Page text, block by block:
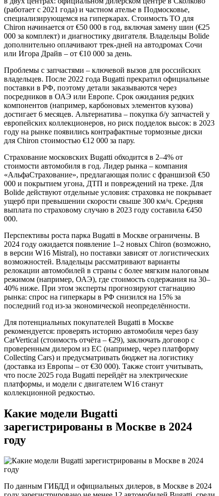
(работает с 2021 года) и частном ателье в Подмосковье,
специализирующемся на гиперкарах. Стоимость ТО для
Chiron начинается от €50 000 в год, включая замену шин (€25
000 за комплект) и диагностику двигателя. Владельцы Bolide
дополнительно оплачивают трек-дней на автодромах Сочи
или Игора Драйв – от €10 000 за день.
Проблемы с запчастями – ключевой вызов для российских
владельцев. После 2022 года Bugatti прекратил официальные
поставки в РФ, поэтому детали заказываются через
посредников в ОАЭ или Европе. Срок ожидания редких
компонентов (например, карбоновых элементов кузова)
достигает 6 месяцев. Альтернатива – покупка б/у запчастей у
европейских коллекционеров, но риск подделок высок: в 2023
году на рынке появились контрафактные тормозные диски
для Chiron стоимостью €12 000 за пару.
Страхование московских Bugatti обходится в 2–4% от
стоимости автомобиля в год. Лидер рынка – компания
«АльфаСтрахование», предлагающая полис с франшизой €50
000 и покрытием угона, ДТП и повреждений на треке. Для
Bolide действуют отдельные условия: страховка не покрывает
ущерб при превышении скорости свыше 300 км/ч. Средняя
выплата по страховому случаю в 2023 году составила €450
000.
Перспективы роста парка Bugatti в Москве ограничены. В
2024 году ожидается появление 1–2 новых Chiron (возможно,
в версии W16 Mistral), но поставки зависят от логистических
возможностей. Владельцы рассматривают варианты
релокации автомобилей в страны с более мягким налоговым
режимом (например, ОАЭ), где стоимость содержания на 30–
40% ниже. При этом эксперты прогнозируют стагнацию
рынка: спрос на гиперкары в РФ снизился на 15% за
последний год из-за экономической неопределённости.
Для потенциальных покупателей Bugatti в Москве
рекомендуется: проверять историю автомобиля через базу
CarVertical (стоимость отчёта – €29), заключать договор с
проверенным дилером из ЕС (например, через платформу
Collecting Cars) и предусматривать бюджет на логистику
(доставка из Европы – от €30 000). Также стоит учитывать,
что после 2025 года Bugatti перейдёт на электрические
платформы, и модели с двигателем W16 станут
коллекционной редкостью.
Какие модели Bugatti
зарегистрированы в Москве в 2024
году
По данным ГИБДД и официальных дилеров, в Москве в 2024